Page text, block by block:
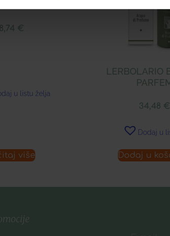
€
u listu želja
više
LERBOLARIO
34,48 €
Dodaj u
Dodaj u